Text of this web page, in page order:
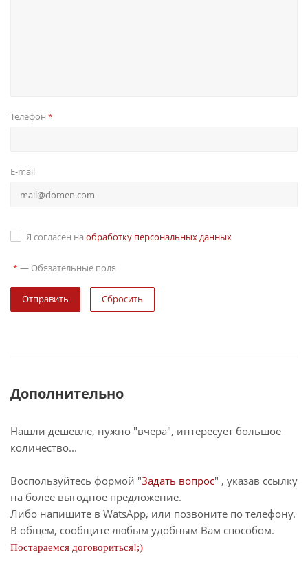
Телефон *
E-mail
Я согласен на обработку персональных данных
* — Обязательные поля
Сбросить
Дополнительно
Нашли дешевле, нужно "вчера", интересует большое
количество...
Воспользуйтесь формой "Задать вопрос" , указав ссылку
на более выгодное предложение.
Либо напишите в WatsApp, или позвоните по телефону.
В общем, сообщите любым удобным Вам способом.
Постараемся договориться!;)